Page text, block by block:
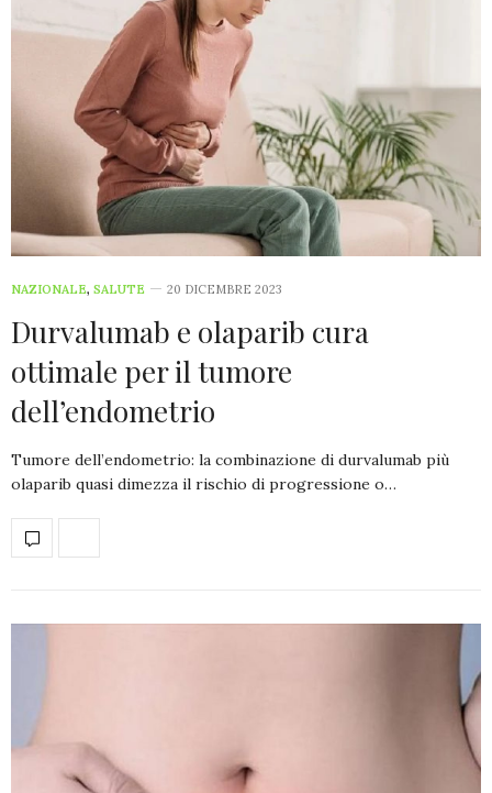
NAZIONALE, SALUTE 20 DICEMBRE 2023
Durvalumab e olaparib cura
ottimale per il tumore
dell’endometrio
Tumore dell’endometrio: la combinazione di durvalumab più
olaparib quasi dimezza il rischio di progressione o…